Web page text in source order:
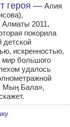
героя —Алия
2011,
покорила
детской
искренностью,
мир большого
удалось
Мың Бала»,